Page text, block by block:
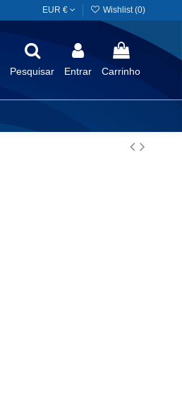
EUR € Wishlist (0)
Pesquisar Entrar Carrinho